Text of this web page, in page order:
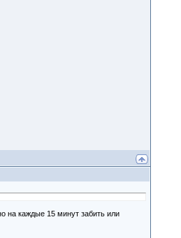
на каждые 15 минут забить или